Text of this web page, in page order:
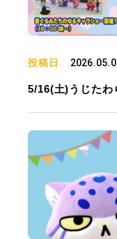
投稿日
5/16(土)うじたわ